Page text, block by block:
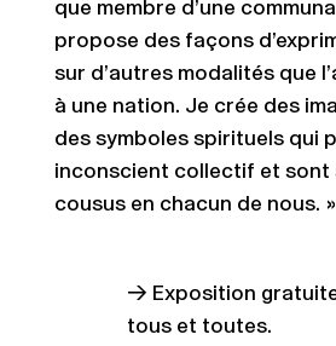
que membre d’une
propose des façons
sur d’autres modalités que
à une nation. Je crée des
des symboles spirituels qui
inconscient collectif et sont
cousus en chacun de nous.
→ Exposition
tous et toutes.